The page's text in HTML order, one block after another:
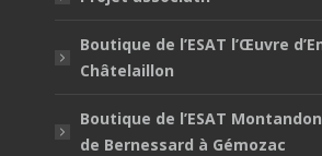
Boutique de l’ESAT l’Œuvre
Châtelaillon
Boutique de l’ESAT
de Bernessard à Gémozac